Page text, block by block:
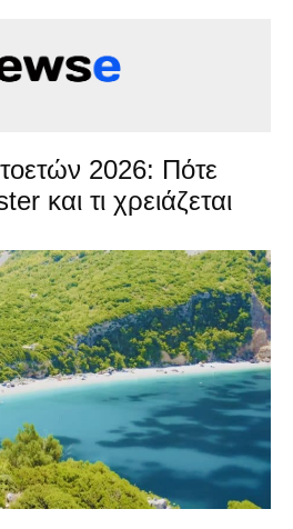
2026: Πότε
και τι χρειάζεται